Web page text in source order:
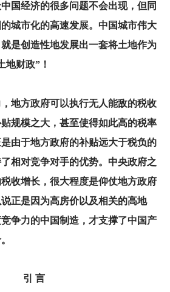
国经济的很多问题不会出现，但同
城市化的高速发展。中国城市伟大
是创造性地发展出一套将土地作为
地财政”！
地方政府可以执行无人能敌的税收
规模之大，甚至使得如此高的税率
由于地方政府的补贴远大于税负的
相对竞争对手的优势。中央政府之
收增长，很大程度是仰仗地方政府
正是因为高房价以及相关的高地
争力的中国制造，才支撑了中国产
引 言